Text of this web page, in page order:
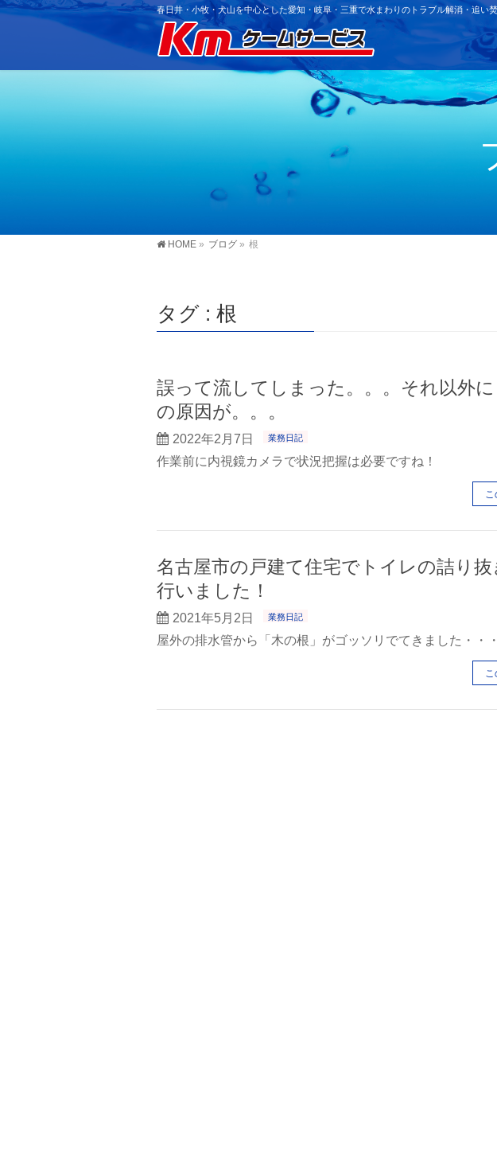
春日井・小牧・犬山を中心とした愛知・岐阜・三重で水まわりのトラブル解消・追い
HOME » ブログ » 根
タグ : 根
誤って流してしまった。。。それ以外に
の原因が。。。
2022年2月7日 業務日記
作業前に内視鏡カメラで状況把握は必要ですね！
こ
名古屋市の戸建て住宅でトイレの詰り抜
行いました！
2021年5月2日 業務日記
屋外の排水管から「木の根」がゴッソリでてきました・・・
こ